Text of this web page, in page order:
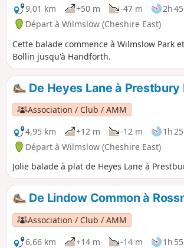
9,01 km
+50 m -47 m 2h 45
Départ à Wilmslow (Cheshire East)
Cette balade commence à Wilmslow Park
Bollin jusqu'à Handforth.
De Heyes Lane à Prestbury
Association / Club / AMM
4,95 km
+12 m -12 m 1h 25
Départ à Wilmslow (Cheshire East)
Jolie balade à plat de Heyes Lane à
De Lindow Common à
Association / Club / AMM
6,66 km
+14 m -14 m 1h 55